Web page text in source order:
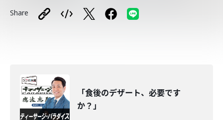
Share
「食後のデザート、必要です
か？」